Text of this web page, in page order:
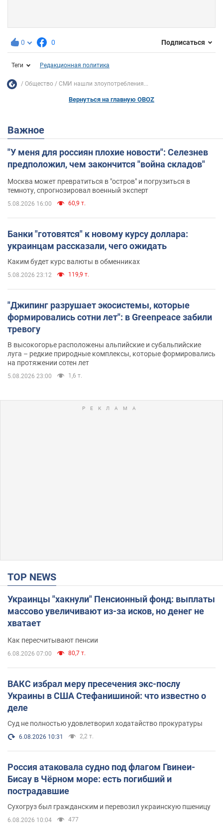
0 0 Подписаться
Теги Редакционная политика
Общество СМИ нашли злоупотребления...
Вернуться на главную OBOZ
Важное
"У меня для россиян плохие новости": Селезнев
предположил, чем закончится "война складов"
Москва может превратиться в "остров" и погрузиться в
темноту, спрогнозировал военный эксперт
5.08.2026 16:00 60,9 т.
Банки "готовятся" к новому курсу доллара:
украинцам рассказали, чего ожидать
Каким будет курс валюты в обменниках
5.08.2026 23:12 119,9 т.
"Джипинг разрушает экосистемы, которые
формировались сотни лет": в Greenpeace забили
тревогу
В высокогорье расположены альпийские и субальпийские
луга – редкие природные комплексы, которые формировались
на протяжении сотен лет
5.08.2026 23:00 1,6 т.
TOP NEWS
Украинцы "хакнули" Пенсионный фонд: выплаты
массово увеличивают из-за исков, но денег не
хватает
Как пересчитывают пенсии
6.08.2026 07:00 80,7 т.
ВАКС избрал меру пресечения экс-послу
Украины в США Стефанишиной: что известно о
деле
Суд не полностью удовлетворил ходатайство прокуратуры
6.08.2026 10:31 2,2 т.
Россия атаковала судно под флагом Гвинеи-
Бисау в Чёрном море: есть погибший и
пострадавшие
Сухогруз был гражданским и перевозил украинскую пшеницу
6.08.2026 10:04 477